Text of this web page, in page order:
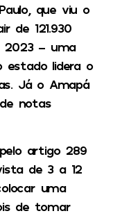
que viu o
de 121.930
2023 – uma
estado lidera o
Já o Amapá
notas
artigo 289
de 3 a 12
uma
de tomar